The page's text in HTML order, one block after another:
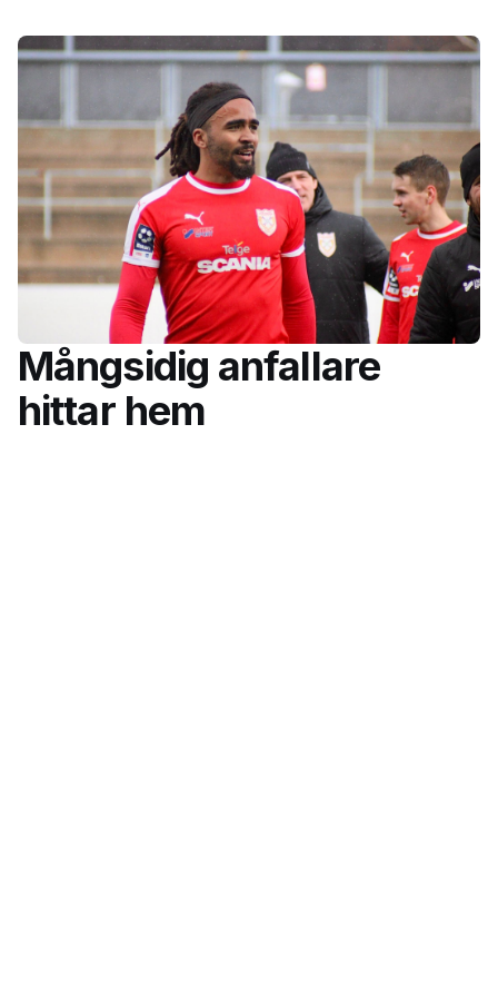
Mångsidig anfallare
hittar hem